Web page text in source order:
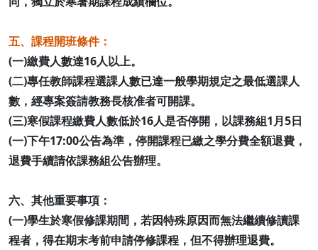
五、課程開班條件：
(一)繳費人數達16人以上。
(二)專任教師課程選課人數已達一般學期規定之最低選課人
數，經專案簽請教務長核准者可開課。
(三)寒假課程繳費人數低於16人是否停開，以課務組1月5日
(一)下午17:00公告為準，停開課程已繳之學分費全額退費，
退費手續請依課務組公告辦理。
六、其他重要事項：
(一)學生於寒假修課期間，若因特殊原因而無法繼續修讀課
程者，得在期末考前申請停修課程，但不得辦理退費。